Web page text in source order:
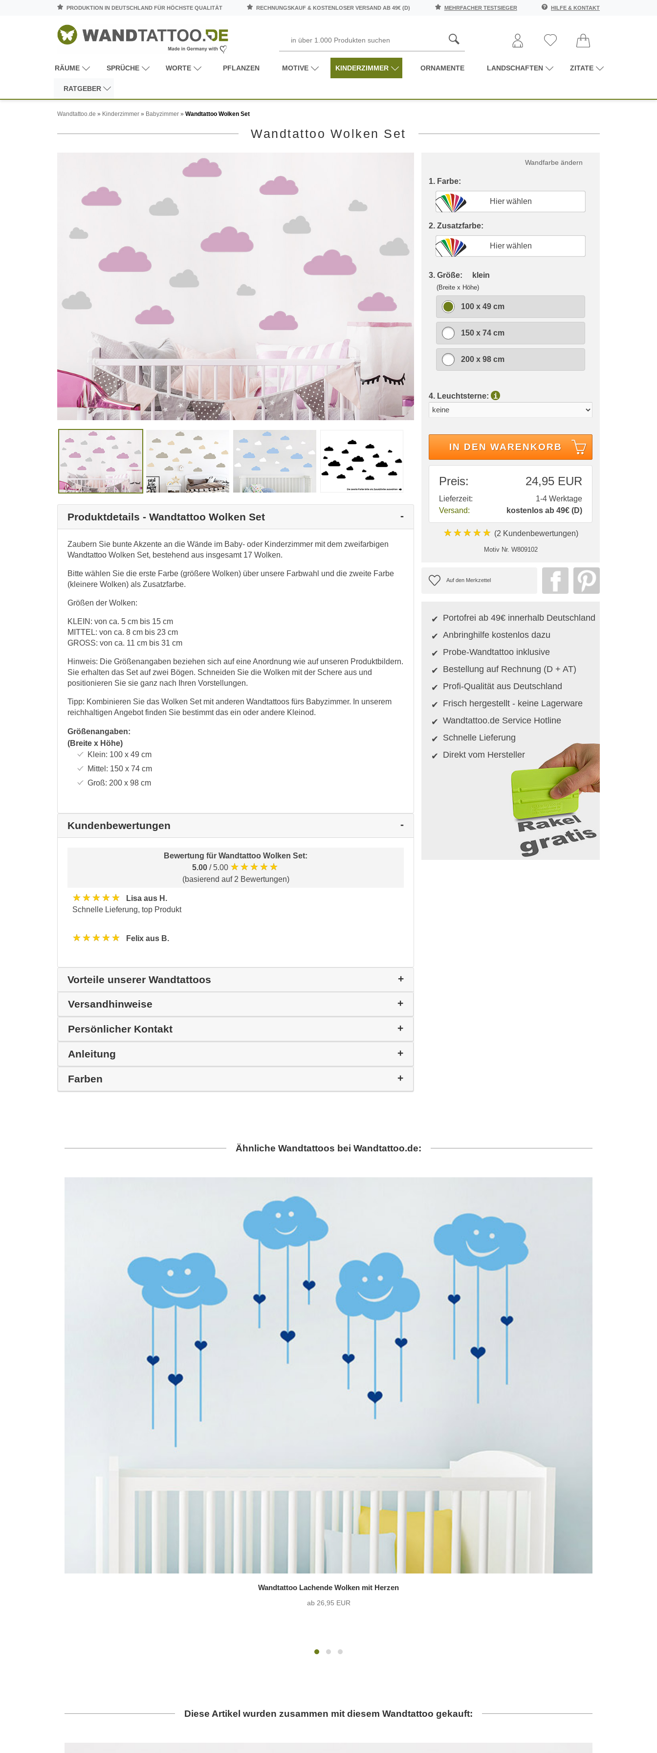
PRODUKTION IN DEUTSCHLAND FÜR HÖCHSTE QUALITÄT RECHNUNGSKAUF & KOSTENLOSER VERSAND AB 49€ (D) MEHRFACHER TESTSIEGER HILFE & KONTAKT
RÄUME SPRÜCHE WORTE PFLANZEN MOTIVE KINDERZIMMER ORNAMENTE LANDSCHAFTEN ZITATE
RATGEBER
Wandtattoo.de » Kinderzimmer » Babyzimmer » Wandtattoo Wolken Set
Wandtattoo Wolken Set
Produktdetails - Wandtattoo Wolken Set
Zaubern Sie bunte Akzente an die Wände im Baby- oder Kinderzimmer mit dem zweifarbigen
Wandtattoo Wolken Set, bestehend aus insgesamt 17 Wolken.
Bitte wählen Sie die erste Farbe (größere Wolken) über unsere Farbwahl und die zweite Farbe
(kleinere Wolken) als Zusatzfarbe.
Größen der Wolken:
KLEIN: von ca. 5 cm bis 15 cm
MITTEL: von ca. 8 cm bis 23 cm
GROSS: von ca. 11 cm bis 31 cm
Hinweis: Die Größenangaben beziehen sich auf eine Anordnung wie auf unseren Produktbildern.
Sie erhalten das Set auf zwei Bögen. Schneiden Sie die Wolken mit der Schere aus und
positionieren Sie sie ganz nach Ihren Vorstellungen.
Tipp: Kombinieren Sie das Wolken Set mit anderen Wandtattoos fürs Babyzimmer. In unserem
reichhaltigen Angebot finden Sie bestimmt das ein oder andere Kleinod.
Größenangaben:
(Breite x Höhe)
Klein: 100 x 49 cm
Mittel: 150 x 74cm
Groß: 200 x 98cm
Kundenbewertungen
Bewertung für Wandtattoo Wolken Set:
5.00 / 5.00 ★★★★★
(basierend auf 2 Bewertungen)
★★★★★
Lisa aus H.
Schnelle Lieferung, top Produkt
★★★★★ Felix aus B.
Vorteile unserer Wandtattoos
Versandhinweise
Persönlicher Kontakt
Anleitung
Farben
Wandfarbe ändern
1. Farbe:
Hier wählen
2. Zusatzfarbe:
Hier wählen
3. Größe: klein
(Breite x Höhe)
100 x 49 cm
150 x 74 cm
200 x 98 cm
4. Leuchtsterne: i
IN DEN WARENKORB
Preis: 24,95 EUR
Lieferzeit:
1-4 Werktage
Versand:
kostenlos ab 49€ (D)
★★★★★ (2 Kundenbewertungen)
Motiv Nr. W809102
Portofrei ab 49€ innerhalb Deutschland
Anbringhilfe kostenlos dazu
Probe-Wandtattoo inklusive
Bestellung auf Rechnung (D + AT)
Profi-Qualität aus Deutschland
Frisch hergestellt - keine Lagerware
Wandtattoo.de Service Hotline
Schnelle Lieferung
Direkt vom Hersteller
Ähnliche Wandtattoos bei Wandtattoo.de:
Wandtattoo Lachende Wolken mit Herzen
ab 26,95 EUR
Diese Artikel wurden zusammen mit diesem Wandtattoo gekauft: